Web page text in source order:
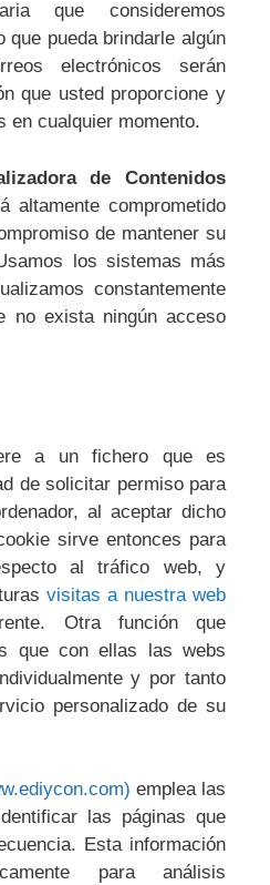
que consideremos
que pueda brindarle algún
electrónicos serán
que usted proporcione y
en cualquier momento.
de Contenidos
altamente comprometido
de mantener su
los sistemas más
constantemente
no exista ningún acceso
a un fichero que es
de solicitar permiso para
al aceptar dicho
sirve entonces para
al tráfico web, y
visitas a nuestra web
Otra función que
que con ellas las webs
y por tanto
personalizado de su
emplea las
las páginas que
Esta información
para análisis